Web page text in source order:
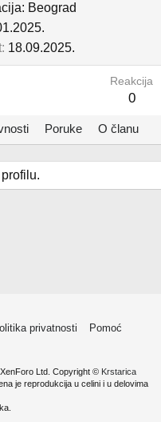
Beograd
18.09.2025.
Reakcija
0
Poruke O članu
privatnosti
Pomoć
Ltd. Copyright © Krstarica
je reprodukcija u celini i u delovima